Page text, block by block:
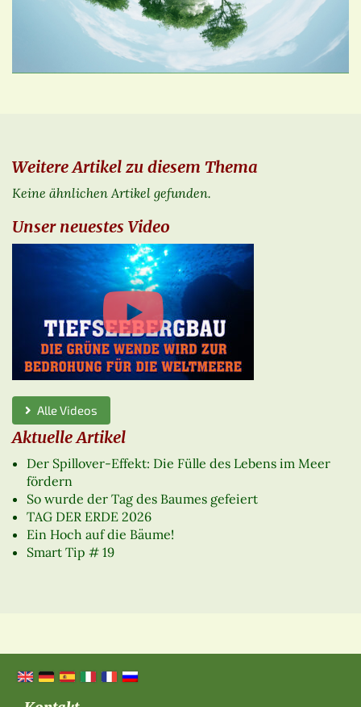
Weitere Artikel zu diesem Thema
Keine ähnlichen Artikel gefunden.
Unser neuestes Video
Alle Videos
Aktuelle Artikel
Der Spillover-Effekt: Die Fülle des Lebens im Meer
fördern
So wurde der Tag des Baumes gefeiert
TAG DER ERDE 2026
Ein Hoch auf die Bäume!
Smart Tip # 19